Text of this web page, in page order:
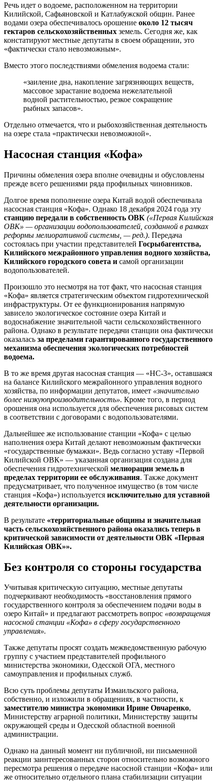
Речь идет о водоеме, расположенном на территории
Килийской, Сафьяновской и Катлабужской общин. Ранее
водами озера обеспечивалось орошение около 12 тысяч
гектаров сельскохозяйственных земель. Сегодня же, как
констатируют местные депутаты в своем обращении, это
«фактически стало невозможным».
Вместо этого последствиями обмеления водоема стали:
«заиление дна, накопление загрязняющих веществ,
массовое зарастание водоема нежелательной
водной растительностью, резкое сокращение
рыбных запасов».
Отдельно отмечается, что и рыбохозяйственная деятельность
на озере стала «практически невозможной».
Насосная станция «Кофа»
Причины обмеления озера вполне очевидны и обусловлены
прежде всего решениями ряда профильных чиновников.
Долгое время пополнение озера Китай водой обеспечивала
насосная станция «Кофа». Однако 18 декабря 2024 года эту
станцию передали в собственность ОВК («Первая Килийская
ОВК» — организации водопользователей, созданной в рамках
реформы мелиоративной системы, — ред.). Передача
состоялась при участии представителей Госрыбагентства,
Килийского межрайонного управления водного хозяйства,
Килийского городского совета и самой организации
водопользователей.
Произошло это несмотря на тот факт, что насосная станция
«Кофа» является стратегическим объектом гидротехнической
инфраструктуры. От ее функционирования напрямую
зависело экологическое состояние озера Китай и
водоснабжение значительной части сельскохозяйственного
района. Однако в результате передачи станции она фактически
оказалась за пределами гарантированного государственного
механизма обеспечения экологических потребностей
водоема.
В то же время другая насосная станция — «НС-3», оставшаяся
на балансе Килийского межрайонного управления водного
хозяйства, по информации депутатов, имеет «значительно
более низкуюпроизводительность». Кроме того, в период
орошения она используется для обеспечения рисовых систем
в соответствии с договорами с водопользователями.
Дальнейшее же использование станции «Кофа» с целью
наполнения озера Китай делают невозможным фактически
«государственные бумажки». Ведь согласно уставу «Первой
Килийской ОВК» — указанная организация создана для
обеспечения гидротехнической мелиорации земель в
пределах территории ее обслуживания. Также документ
предусматривает, что полученное имущество (в том числе
станция «Кофа») используется исключительно для уставной
деятельности организации.
В результате «территориальные общины и значительная
часть сельскохозяйственного района оказались теперь в
критической зависимости от деятельности ОВК «Первая
Килийская ОВК»».
Без контроля со стороны государства
Учитывая критическую ситуацию, местные депутаты
подчеркивают необходимость «восстановления прямого
государственного контроля за обеспечением подачи воды в
озеро Китай» и предлагают рассмотреть вопрос «возвращения
насосной станции «Кофа» в сферу государственного
управления».
Также депутаты просят создать межведомственную рабочую
группу с участием представителей профильного
министерства экономики, Одесской ОГА, местного
самоуправления и профильных служб.
Всю суть проблемы депутаты Измаильского района,
собственно, и изложили в обращениях, в частности, к
заместителю министра экономики Ирине Овчаренко,
Министерству аграрной политики, Министерству защиты
окружающей среды и Одесской областной военной
администрации.
Однако на данный момент ни публичной, ни письменной
реакции заинтересованных сторон относительно возможного
пересмотра решения о передаче насосной станции «Кофа» или
же относительно отдельного плана стабилизации ситуации